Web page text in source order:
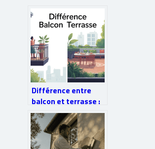
Différence entre
balcon et terrasse :
bien les distinguer
pour mieux choisir